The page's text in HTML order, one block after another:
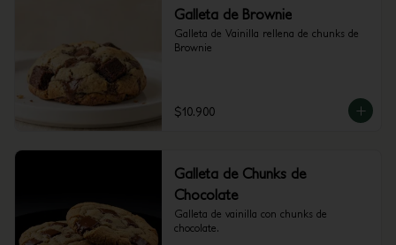
Galleta de Brownie
Galleta de Vainilla rellena de chunks de
Brownie
$10.900
Galleta de Chunks de
Chocolate
Galleta de vainilla con chunks de
chocolate.